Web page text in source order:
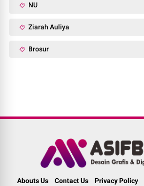
NU
Ziarah Auliya
Brosur
Abouts Us Contact Us Privacy Policy